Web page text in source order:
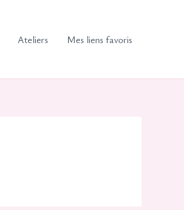
Ateliers Mes liens favoris